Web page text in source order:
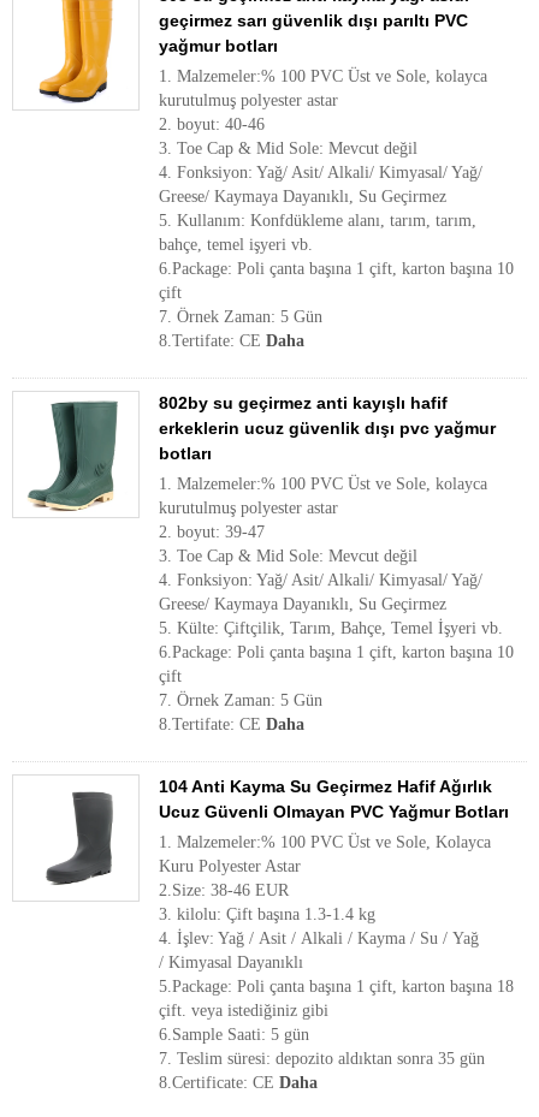
geçirmez sarı güvenlik dışı parıltı PVC
yağmur botları
1. Malzemeler:% 100 PVC Üst ve Sole, kolayca
kurutulmuş polyester astar
2. boyut: 40-46
3. Toe Cap & Mid Sole: Mevcut değil
4. Fonksiyon: Yağ/ Asit/ Alkali/ Kimyasal/ Yağ/
Greese/ Kaymaya Dayanıklı, Su Geçirmez
5. Kullanım: Konfdükleme alanı, tarım, tarım,
bahçe, temel işyeri vb.
6.Package: Poli çanta başına 1 çift, karton başına 10
çift
7. Örnek Zaman: 5 Gün
8.Tertifate: CE Daha
802by su geçirmez anti kayışlı hafif
erkeklerin ucuz güvenlik dışı pvc yağmur
botları
1. Malzemeler:% 100 PVC Üst ve Sole, kolayca
kurutulmuş polyester astar
2. boyut: 39-47
3. Toe Cap & Mid Sole: Mevcut değil
4. Fonksiyon: Yağ/ Asit/ Alkali/ Kimyasal/ Yağ/
Greese/ Kaymaya Dayanıklı, Su Geçirmez
5. Külte: Çiftçilik, Tarım, Bahçe, Temel İşyeri vb.
6.Package: Poli çanta başına 1 çift, karton başına 10
çift
7. Örnek Zaman: 5 Gün
8.Tertifate: CE Daha
104 Anti Kayma Su Geçirmez Hafif Ağırlık
Ucuz Güvenli Olmayan PVC Yağmur Botları
1. Malzemeler:% 100 PVC Üst ve Sole, Kolayca
Kuru Polyester Astar
2.Size: 38-46 EUR
3. kilolu: Çift başına 1.3-1.4 kg
4. İşlev: Yağ / Asit / Alkali / Kayma / Su / Yağ
/ Kimyasal Dayanıklı
5.Package: Poli çanta başına 1 çift, karton başına 18
çift. veya istediğiniz gibi
6.Sample Saati: 5 gün
7. Teslim süresi: depozito aldıktan sonra 35 gün
8.Certificate: CE Daha